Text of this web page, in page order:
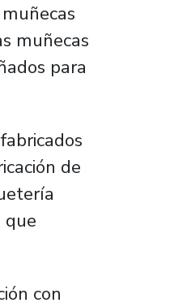
muñecas
para
de
que
con